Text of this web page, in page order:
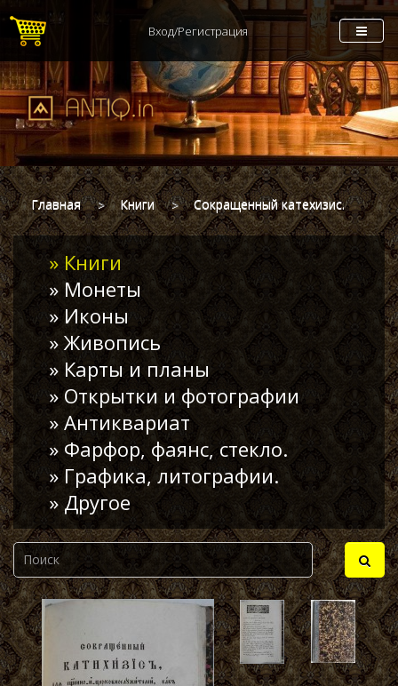
Вход/Регистрация
Главная Книги Сокращенный катехизис.
» Книги
» Монеты
» Иконы
» Живопись
» Карты и планы
» Открытки и фотографии
» Антиквариат
» Фарфор, фаянс, стекло.
» Графика, литографии.
» Другое